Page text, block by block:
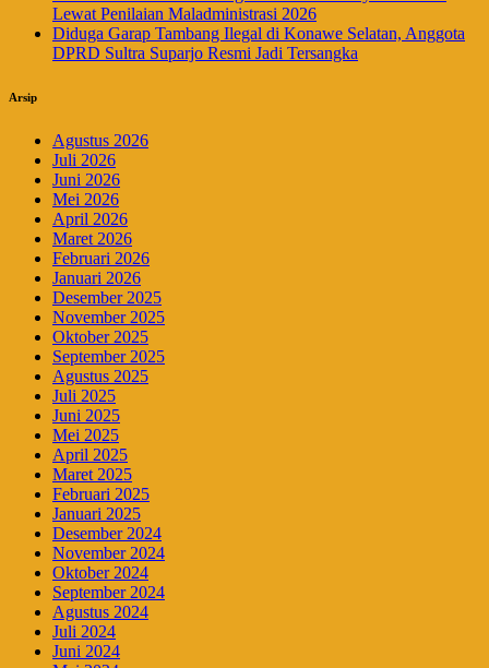
Lewat Penilaian Maladministrasi 2026
Diduga Garap Tambang Ilegal di Konawe Selatan, Anggota
DPRD Sultra Suparjo Resmi Jadi Tersangka
Arsip
Agustus 2026
Juli 2026
Juni 2026
Mei 2026
April 2026
Maret 2026
Februari 2026
Januari 2026
Desember 2025
November 2025
Oktober 2025
September 2025
Agustus 2025
Juli 2025
Juni 2025
Mei 2025
April 2025
Maret 2025
Februari 2025
Januari 2025
Desember 2024
November 2024
Oktober 2024
September 2024
Agustus 2024
Juli 2024
Juni 2024